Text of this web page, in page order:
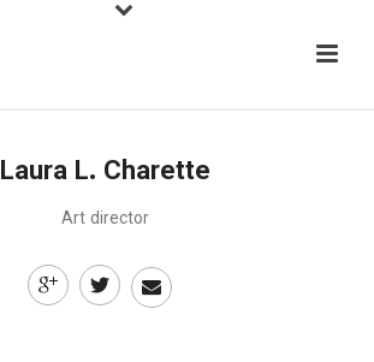
Laura L. Charette
Art director